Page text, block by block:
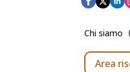
Chi siamo
Area